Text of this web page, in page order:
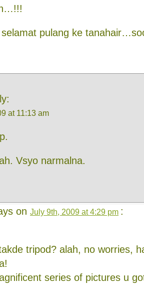
selamat pulang ke
at 11:13 am
Vsyo narmalna.
on July 9th, 2009 at 4:29 pm :
tripod? alah, no worries,
series of pictures u